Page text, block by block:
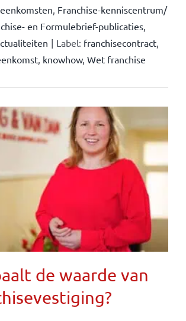
Franchise-kenniscentrum/
en Formulebrief-publicaties,
| Label: franchisecontract,
, knowhow, Wet franchise
de waarde van